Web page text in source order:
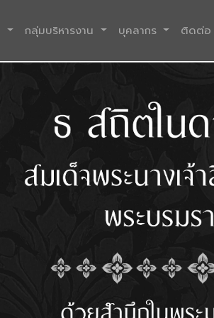
กลุ่มบริหารงาน บุคลากร ติดต่อ